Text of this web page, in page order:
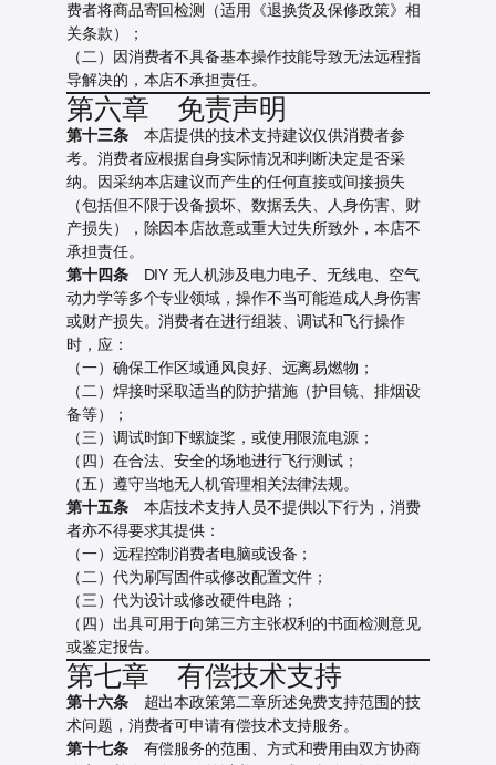
费者将商品寄回检测（适用《退换货及保修政策》相
关条款）；
（二）因消费者不具备基本操作技能导致无法远程指
导解决的，本店不承担责任。
第六章 免责声明
第十三条本店提供的技术支持建议仅供消费者参
考。消费者应根据自身实际情况和判断决定是否采
纳。因采纳本店建议而产生的任何直接或间接损失
（包括但不限于设备损坏、数据丢失、人身伤害、财
产损失），除因本店故意或重大过失所致外，本店不
承担责任。
第十四条DIY 无人机涉及电力电子、无线电、空气
动力学等多个专业领域，操作不当可能造成人身伤害
或财产损失。消费者在进行组装、调试和飞行操作
时，应：
（一）确保工作区域通风良好、远离易燃物；
（二）焊接时采取适当的防护措施（护目镜、排烟设
备等）；
（三）调试时卸下螺旋桨，或使用限流电源；
（四）在合法、安全的场地进行飞行测试；
（五）遵守当地无人机管理相关法律法规。
第十五条本店技术支持人员不提供以下行为，消费
者亦不得要求其提供：
（一）远程控制消费者电脑或设备；
（二）代为刷写固件或修改配置文件；
（三）代为设计或修改硬件电路；
（四）出具可用于向第三方主张权利的书面检测意见
或鉴定报告。
第七章 有偿技术支持
第十六条超出本政策第二章所述免费支持范围的技
术问题，消费者可申请有偿技术支持服务。
第十七条有偿服务的范围、方式和费用由双方协商